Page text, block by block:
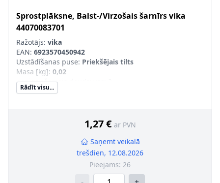
Sprostplāksne, Balst-/Virzošais šarnīrsvika
44070083701
Ražotājs: vika
EAN: 6923570450942
Uzstādīšanas puse: Priekšējais tilts
Masa [kg]: 0,02
nepieciešamais daudzums
Papildu artikuls/Papildu info 2
Rādīt visu...
1,27 € ar PVN
Saņemt veikalā
trešdien, 12.08.2026
Pieejams: 26